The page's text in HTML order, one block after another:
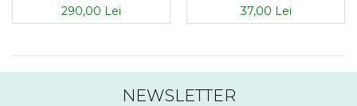
290,00 Lei
37,00 Lei
NEWSLETTER